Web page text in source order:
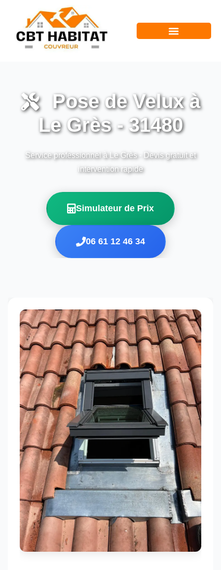
Pose de Velux à
Le Grès - 31480
Service professionnel à Le Grès - Devis gratuit et
intervention rapide
Simulateur de Prix
06 61 12 46 34